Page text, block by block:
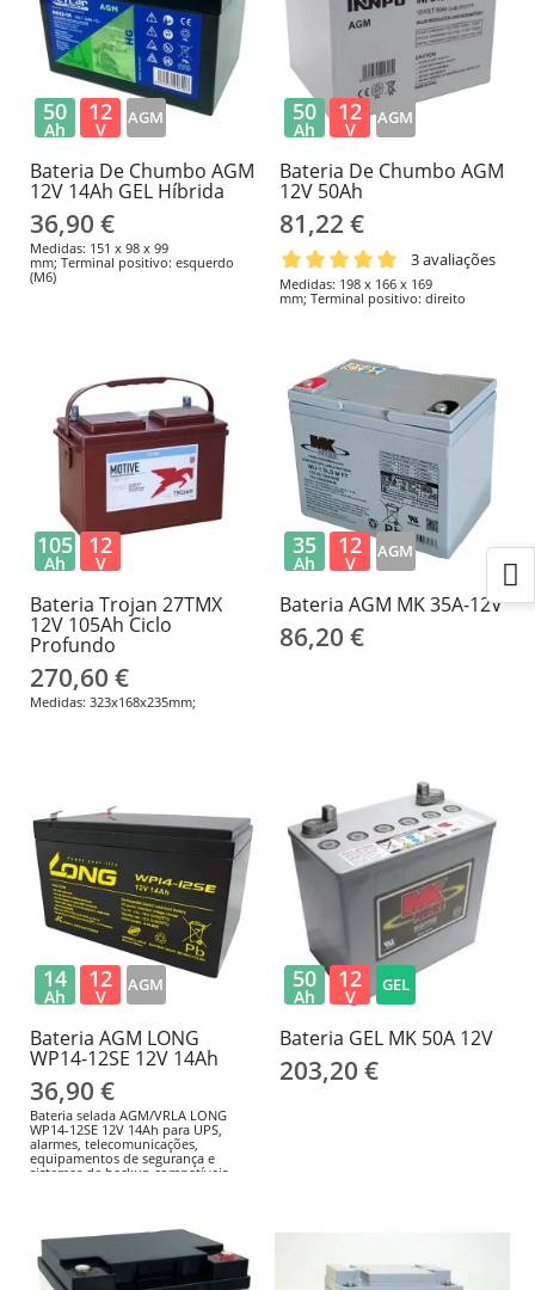
Bateria De Chumbo AGM
12V 14Ah GEL Híbrida
36,90 €
Medidas: 151 x 98 x 99
mm; Terminal positivo: esquerdo
(M6)
50
Ah
12
V
AGM
Bateria De Chumbo AGM
12V 50Ah
81,22 €
3 avaliações
Medidas: 198 x 166 x 169
mm; Terminal positivo: direito
50
Ah
12
V
AGM
Bateria Trojan 27TMX
12V 105Ah Ciclo
Profundo
270,60 €
Medidas: 323x168x235mm;
105
Ah
12
V
Bateria AGM MK 35A-12V
86,20 €
35
Ah
12
V
AGM
Bateria AGM LONG
WP14-12SE 12V 14Ah
36,90 €
Bateria selada AGM/VRLA LONG
WP14-12SE 12V 14Ah para UPS,
alarmes, telecomunicações,
equipamentos de segurança e
sistemas de backup compatíveis.
polaridade e o carregador antes da
substituição. EAN/GTIN:
4260030442799.
14
Ah
12
V
AGM
Bateria GEL MK 50A 12V
203,20 €
50
Ah
12
V
GEL